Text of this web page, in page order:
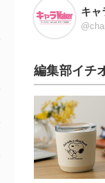
キャ
編集部イチ